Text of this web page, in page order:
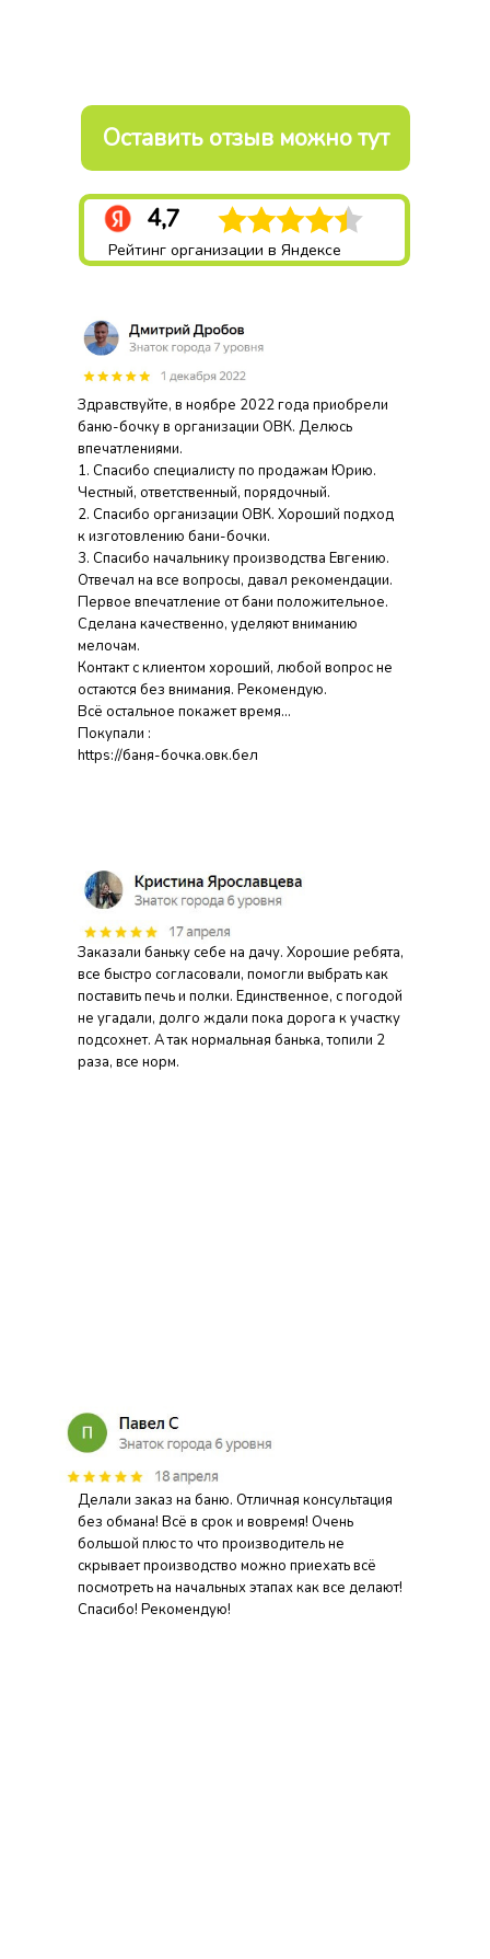
Оставить отзыв можно тут
Рейтинг организации в Яндексе
4,7
Здравствуйте, в ноябре 2022 года приобрели
баню-бочку в организации ОВК. Делюсь
впечатлениями.
1. Спасибо специалисту по продажам Юрию.
Честный, ответственный, порядочный.
2. Спасибо организации ОВК. Хороший подход
к изготовлению бани-бочки.
3. Спасибо начальнику производства Евгению.
Отвечал на все вопросы, давал рекомендации.
Первое впечатление от бани положительное.
Сделана качественно, уделяют вниманию
мелочам.
Контакт с клиентом хороший, любой вопрос не
остаются без внимания. Рекомендую.
Всё остальное покажет время...
Покупали :
https://баня-бочка.овк.бел
Заказали баньку себе на дачу. Хорошие ребята,
все быстро согласовали, помогли выбрать как
поставить печь и полки. Единственное, с погодой
не угадали, долго ждали пока дорога к участку
подсохнет. А так нормальная банька, топили 2
раза, все норм.
Делали заказ на баню. Отличная консультация
без обмана! Всё в срок и вовремя! Очень
большой плюс то что производитель не
скрывает производство можно приехать всё
посмотреть на начальных этапах как все делают!
Спасибо! Рекомендую!